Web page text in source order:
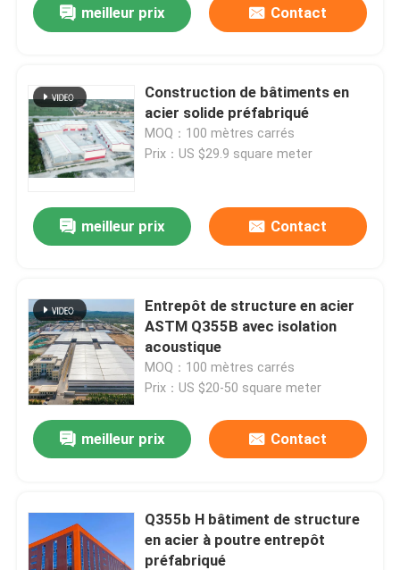
meilleur prix Contact
Construction de bâtiments en
acier solide préfabriqué
MOQ：100 mètres carrés
Prix：US $29.9 square meter
meilleur prix Contact
Entrepôt de structure en acier
ASTM Q355B avec isolation
acoustique
MOQ：100 mètres carrés
Prix：US $20-50 square meter
meilleur prix Contact
Q355b H bâtiment de structure
en acier à poutre entrepôt
préfabriqué